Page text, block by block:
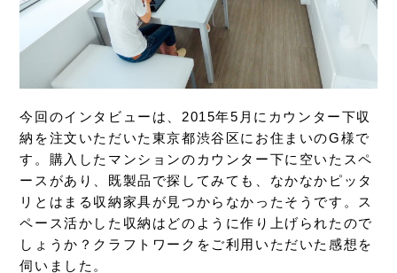
今回のインタビューは、2015年5月にカウンター下収
納を注文いただいた東京都渋谷区にお住まいのG様で
す。購入したマンションのカウンター下に空いたスペ
ースがあり、既製品で探してみても、なかなかピッタ
リとはまる収納家具が見つからなかったそうです。ス
ペース活かした収納はどのように作り上げられたので
しょうか？クラフトワークをご利用いただいた感想を
伺いました。